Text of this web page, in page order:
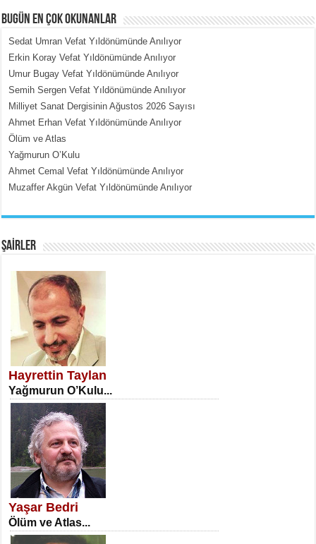
MEHMET ÇOBAN
İçerdeki Put Dışardaki Maskeler...
SATILMIŞ ÜMİT ÇETİNKAYA
Erkenlik...
NECLA DİLEK ARSLAN
Öğretmenler Günü Mahkemesi...
BUGÜN EN ÇOK OKUNANLAR
Sedat Umran Vefat Yıldönümünde Anılıyor
Erkin Koray Vefat Yıldönümünde Anılıyor
Umur Bugay Vefat Yıldönümünde Anılıyor
Semih Sergen Vefat Yıldönümünde Anılıyor
Milliyet Sanat Dergisinin Ağustos 2026 Sayısı
Ahmet Erhan Vefat Yıldönümünde Anılıyor
Ölüm ve Atlas
Yağmurun O’Kulu
Ahmet Cemal Vefat Yıldönümünde Anılıyor
Muzaffer Akgün Vefat Yıldönümünde Anılıyor
ŞAİRLER
Hayrettin Taylan
Yağmurun O’Kulu...
Yaşar Bedri
Ölüm ve Atlas...